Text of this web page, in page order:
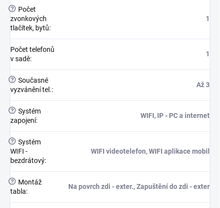
?
Počet
zvonkových
tlačítek, bytů:
1
Počet telefonů
v sadě:
1
? Současné
vyzvánění tel.:
Až 3
? Systém
zapojení:
WIFI, IP - PC a internet
? Systém
WIFI -
bezdrátový:
WIFI videotelefon, WIFI aplikace mobil
?
Montáž
tabla:
Na povrch zdi - exter., Zapuštění do zdi - exter